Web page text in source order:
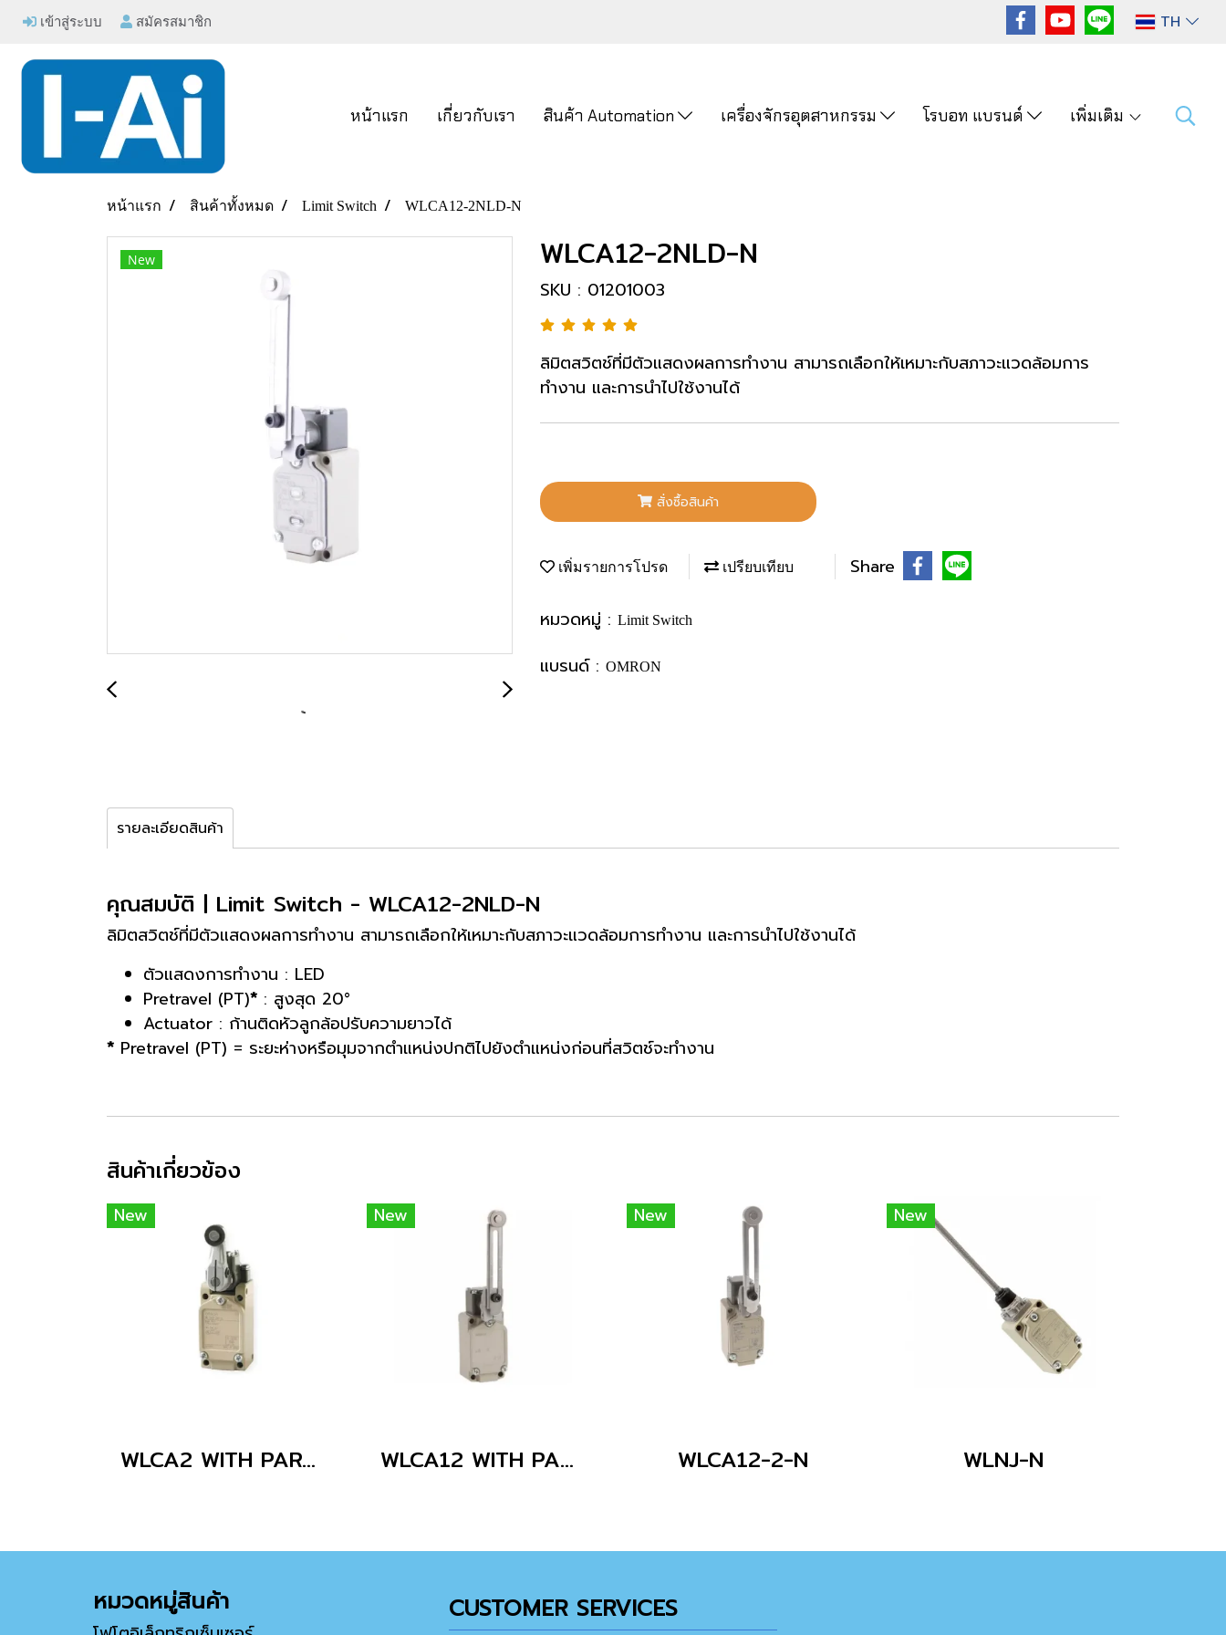
เข้าสู่ระบบ สมัครสมาชิก TH
หน้าแรก เกี่ยวกับเรา สินค้า Automation เครื่องจักรอุตสาหกรรม โรบอท แบรนด์ เพิ่มเติม
หน้าแรก สินค้าทั้งหมด Limit Switch WLCA12-2NLD-N
New WLCA12-2NLD-N
SKU : 01201003
ลิมิตสวิตช์ที่มีตัวแสดงผลการทำงาน สามารถเลือกให้เหมาะกับสภาวะแวดล้อมการ
ทำงาน และการนำไปใช้งานได้
สั่งซื้อสินค้า
เพิ่มรายการโปรด เปรียบเทียบ Share
หมวดหมู่ : Limit Switch
แบรนด์ : OMRON
รายละเอียดสินค้า
คุณสมบัติ | Limit Switch - WLCA12-2NLD-N
ลิมิตสวิตช์ที่มีตัวแสดงผลการทำงาน สามารถเลือกให้เหมาะกับสภาวะแวดล้อมการทำงาน และการนำไปใช้งานได้
ตัวแสดงการทำงาน : LED
Pretravel (PT)* : สูงสุด 20°
Actuator : ก้านติดหัวลูกล้อปรับความยาวได้
* Pretravel (PT) = ระยะห่างหรือมุมจากตำแหน่งปกติไปยังตำแหน่งก่อนที่สวิตช์จะทำงาน
สินค้าเกี่ยวข้อง
New
WLCA2 WITH PARTS
New
WLCA12 WITH PARTS
New
WLCA12-2-N
New
WLNJ-N
หมวดหมู่สินค้า CUSTOMER SERVICES